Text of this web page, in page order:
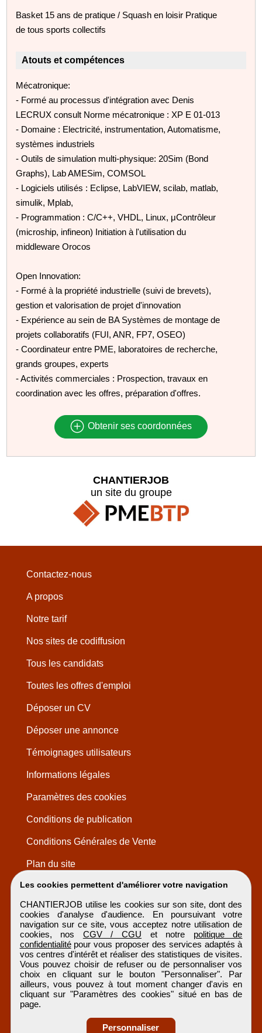
Basket 15 ans de pratique / Squash en loisir Pratique
de tous sports collectifs
Atouts et compétences
Mécatronique:
- Formé au processus d'intégration avec Denis
LECRUX consult Norme mécatronique : XP E 01-013
- Domaine : Electricité, instrumentation, Automatisme,
systèmes industriels
- Outils de simulation multi-physique: 20Sim (Bond
Graphs), Lab AMESim, COMSOL
- Logiciels utilisés : Eclipse, LabVIEW, scilab, matlab,
simulik, Mplab,
- Programmation : C/C++, VHDL, Linux, μContrôleur
(microship, infineon) Initiation à l'utilisation du
middleware Orocos
Open Innovation:
- Formé à la propriété industrielle (suivi de brevets),
gestion et valorisation de projet d'innovation
- Expérience au sein de BA Systèmes de montage de
projets collaboratifs (FUI, ANR, FP7, OSEO)
- Coordinateur entre PME, laboratoires de recherche,
grands groupes, experts
- Activités commerciales : Prospection, travaux en
coordination avec les offres, préparation d'offres.
Obtenir ses coordonnées
Les cookies permettent d'améliorer votre navigation
CHANTIERJOB utilise les cookies sur son site, dont des
cookies d'analyse d'audience. En poursuivant votre
navigation sur ce site, vous acceptez notre utilisation de
cookies, nos CGV / CGU et notre politique de
confidentialitépour vous proposer des services adaptés à
vos centres d'intérêt et réaliser des statistiques de visites.
Vous pouvez choisir de refuser ou de personnaliser vos
choix en cliquant sur le bouton "Personnaliser". Par
ailleurs, vous pouvez à tout moment changer d'avis en
cliquant sur "Paramètres des cookies" situé en bas de
page.
Personnaliser
CHANTIERJOB
un site du groupe
Contactez-nous
A propos
Notre tarif
Nos sites de codiffusion
Tous les candidats
Toutes les offres d'emploi
Déposer un CV
Déposer une annonce
Témoignages utilisateurs
Informations légales
Paramètres des cookies
Conditions de publication
Conditions Générales de Vente
Plan du site